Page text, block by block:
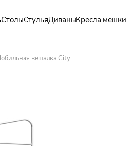
СтолыСтульяДиваныКресла мешки
вешалка City